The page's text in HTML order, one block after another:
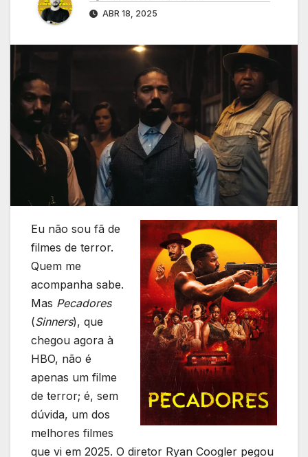
ABR 18, 2025
Eu não sou fã de
filmes de terror.
Quem me
acompanha sabe.
Mas Pecadores
(Sinners), que
chegou agora à
HBO, não é
apenas um filme
de terror; é, sem
dúvida, um dos
melhores filmes
que vi em 2025. O diretor Ryan Coogler pegou